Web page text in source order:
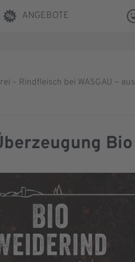
ANGEBOTE
– Rindfleisch bei WASGAU – aus
Bio